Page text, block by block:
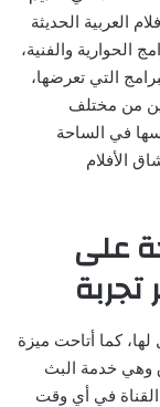
العربية الحديثة
الحوارية والفنية،
التي تعرضها،
من مختلف
في الساحة
الأفلام
على
كما أتاحت ميزة
وهي خدمة البث
في أي وقت